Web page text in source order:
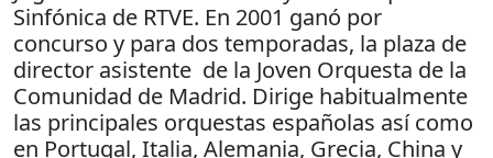
Sinfónica de RTVE. En 2001 ganó por
concurso y para dos temporadas, la plaza de
director asistente de la Joven Orquesta de la
Comunidad de Madrid. Dirige habitualmente
las principales orquestas españolas así como
en Portugal, Italia, Alemania, Grecia, China y